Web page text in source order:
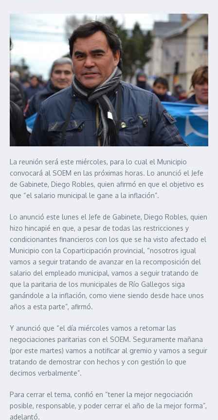
La reunión será este miércoles, para lo cual el Municipio
convocará al SOEM en las próximas horas. Lo anunció el Jefe
de Gabinete, Diego Robles, quien afirmó en que el objetivo es
que “el salario municipal le gane a la inflación”.
Lo anunció este lunes el Jefe de Gabinete, Diego Robles, quien
hizo hincapié en que, a pesar de todas las restricciones y
condicionantes financieros con los que se ha visto afectado el
Municipio con la Coparticipación provincial, “nosotros igual
vamos a seguir tratando de avanzar en la recomposición del
salario del empleado municipal, vamos a seguir tratando de
que la paritaria de los municipales de Río Gallegos siga
ganándole a la inflación, como viene siendo desde hace unos
años a esta parte”, afirmó.
Y anunció que “el día miércoles vamos a retomar las
negociaciones paritarias con el SOEM. Seguramente mañana
(por este martes) vamos a notificar al gremio y vamos a seguir
tratando de demostrar con hechos y con gestión lo que
decimos verbalmente”.
Para cerrar el tema, confió en “tener la mejor negociación
posible, responsable, y poder cerrar el año de la mejor forma”,
adelantó.